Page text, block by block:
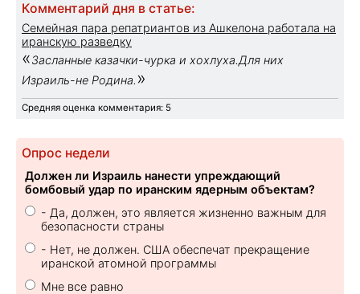
Комментарий дня в статье:
Семейная пара репатриантов из Ашкелона работала на
иранскую разведку
«Засланные казачки-чурка и хохлуха.Для них
Израиль-не Родина. »
Средняя оценка комментария: 5
Опрос недели
Должен ли Израиль нанести упреждающий
бомбовый удар по иранским ядерным объектам?
- Да, должен, это является жизненно важным для
безопасности страны
- Нет, не должен. США обеспечат прекращение
иранской атомной программы
Мне все равно